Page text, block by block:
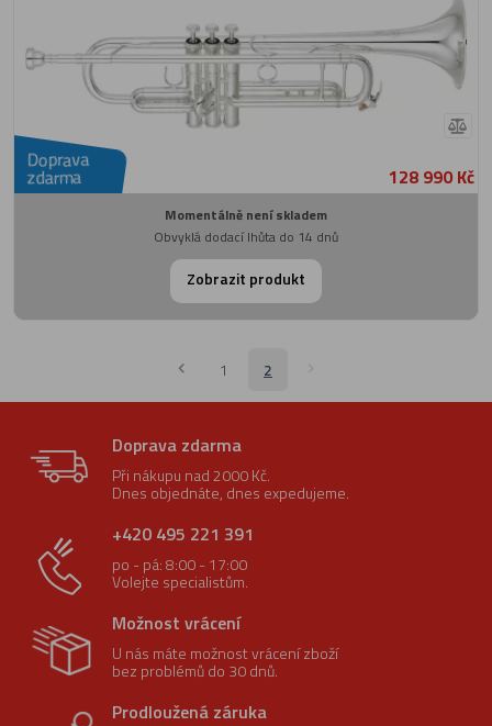
Doprava
zdarma 128 990 Kč
Momentálně není skladem
Obvyklá dodací lhůta do 14 dnů
Zobrazit produkt
1 2
Doprava zdarma
Při nákupu nad 2000 Kč.
Dnes objednáte, dnes expedujeme.
+420 495 221 391
po - pá: 8:00 - 17:00
Volejte specialistům.
Možnost vrácení
U nás máte možnost vrácení zboží
bez problémů do 30 dnů.
Prodloužená záruka